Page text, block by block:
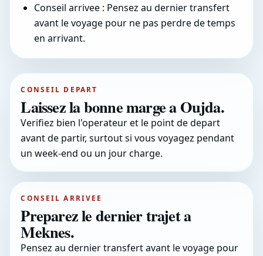
Conseil arrivee : Pensez au dernier transfert
avant le voyage pour ne pas perdre de temps
en arrivant.
CONSEIL DEPART
Laissez la bonne marge a Oujda.
Verifiez bien l'operateur et le point de depart
avant de partir, surtout si vous voyagez pendant
un week-end ou un jour charge.
CONSEIL ARRIVEE
Preparez le dernier trajet a
Meknes.
Pensez au dernier transfert avant le voyage pour